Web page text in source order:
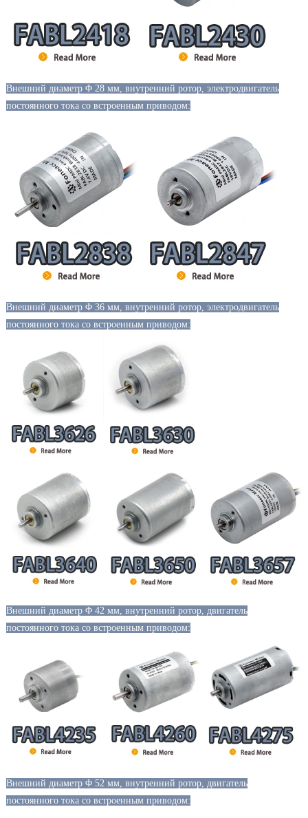
Внешний диаметр Φ 28 мм, внутренний ротор, электродвигатель
постоянного тока со встроенным приводом:
Внешний диаметр Φ 36 мм, внутренний ротор, электродвигатель
постоянного тока со встроенным приводом:
Внешний диаметр Φ 42 мм, внутренний ротор, двигатель
постоянного тока со встроенным приводом:
Внешний диаметр Φ 52 мм, внутренний ротор, двигатель
постоянного тока со встроенным приводом: